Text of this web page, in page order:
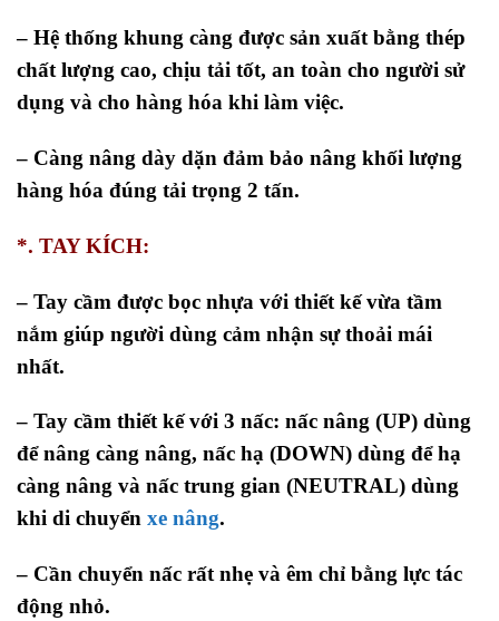
– Hệ thống khung càng được sản xuất bằng thép
chất lượng cao, chịu tải tốt, an toàn cho người sử
dụng và cho hàng hóa khi làm việc.
– Càng nâng dày dặn đảm bảo nâng khối lượng
hàng hóa đúng tải trọng 2 tấn.
*. TAY KÍCH:
– Tay cầm được bọc nhựa với thiết kế vừa tầm
nắm giúp người dùng cảm nhận sự thoải mái
nhất.
– Tay cầm thiết kế với 3 nấc: nấc nâng (UP) dùng
để nâng càng nâng, nấc hạ (DOWN) dùng để hạ
càng nâng và nấc trung gian (NEUTRAL) dùng
khi di chuyển xe nâng.
– Cần chuyển nấc rất nhẹ và êm chỉ bằng lực tác
động nhỏ.